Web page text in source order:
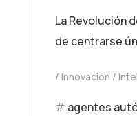
La Revolución
de centrarse
Innovación
agentes